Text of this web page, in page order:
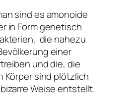
sind es amonoide
in Form genetisch
die nahezu
einer
und die, die
Körper sind plötzlich
Weise entstellt.